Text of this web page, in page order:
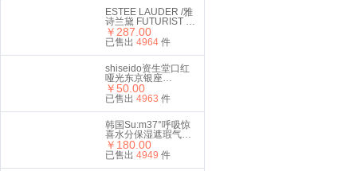
ESTEE LAUDER /雅
诗兰黛 FUTURIST 沁
水粉底液
SPF20/PA+++ 2C0
COOL VANILLA
￥287.00
已售出 4964件
shiseido资生堂口红
哑光东京银座
529#Cocktail Hour
复古红 2.5g
￥50.00
已售出 4963 件
韩国Su:m37°呼吸惊
喜水分保湿遮瑕气垫
CC霜#01亮白色
15g*2
￥180.00
已售出 4949 件